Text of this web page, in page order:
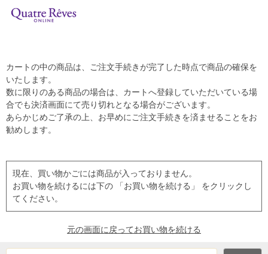
カートの中の商品は、ご注文手続きが完了した時点で商品の確保を
いたします。
数に限りのある商品の場合は、カートへ登録していただいている場
合でも決済画面にて売り切れとなる場合がございます。
あらかじめご了承の上、お早めにご注文手続きを済ませることをお
勧めします。
現在、買い物かごには商品が入っておりません。
お買い物を続けるには下の 「お買い物を続ける」 をクリックし
てください。
元の画面に戻ってお買い物を続ける